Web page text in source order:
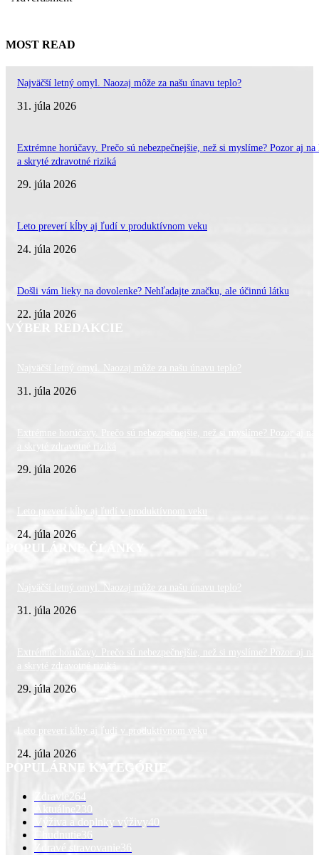
MOST READ
Najväčší letný omyl. Naozaj môže za našu únavu teplo?
31. júla 2026
Extrémne horúčavy. Prečo sú nebezpečnejšie, než si myslíme? Pozor aj
a skryté zdravotné riziká
29. júla 2026
Leto preverí kĺby aj ľudí v produktívnom veku
24. júla 2026
Došli vám lieky na dovolenke? Nehľadajte značku, ale účinnú látku
22. júla 2026
VÝBER REDAKCIE
Najväčší letný omyl. Naozaj môže za našu únavu teplo?
31. júla 2026
Extrémne horúčavy. Prečo sú nebezpečnejšie, než si myslíme? Pozor aj
a skryté zdravotné riziká
29. júla 2026
Leto preverí kĺby aj ľudí v produktívnom veku
24. júla 2026
POPULÁRNE ČLÁNKY
Najväčší letný omyl. Naozaj môže za našu únavu teplo?
31. júla 2026
Extrémne horúčavy. Prečo sú nebezpečnejšie, než si myslíme? Pozor aj
a skryté zdravotné riziká
29. júla 2026
Leto preverí kĺby aj ľudí v produktívnom veku
24. júla 2026
POPULÁRNE KATEGÓRIE
Zdravie 264
Aktuálne 230
Výživa a doplnky výživy 40
36
Zdravé stravovanie 36